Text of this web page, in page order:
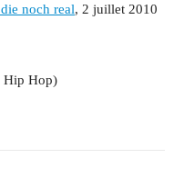
noch real, 2 juillet 2010
Hip Hop)